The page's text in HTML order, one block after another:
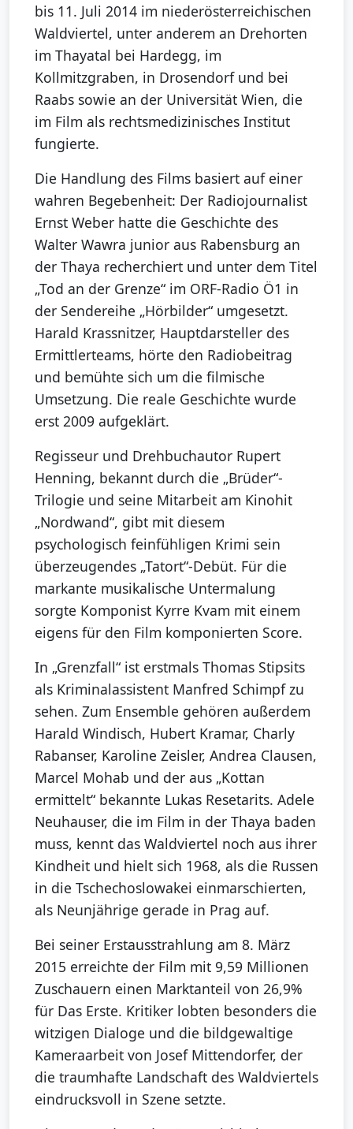
bis 11. Juli 2014 im niederösterreichischen
Waldviertel, unter anderem an Drehorten
im Thayatal bei Hardegg, im
Kollmitzgraben, in Drosendorf und bei
Raabs sowie an der Universität Wien, die
im Film als rechtsmedizinisches Institut
fungierte.
Die Handlung des Films basiert auf einer
wahren Begebenheit: Der Radiojournalist
Ernst Weber hatte die Geschichte des
Walter Wawra junior aus Rabensburg an
der Thaya recherchiert und unter dem Titel
„Tod an der Grenze“ im ORF-Radio Ö1 in
der Sendereihe „Hörbilder“ umgesetzt.
Harald Krassnitzer, Hauptdarsteller des
Ermittlerteams, hörte den Radiobeitrag
und bemühte sich um die filmische
Umsetzung. Die reale Geschichte wurde
erst 2009 aufgeklärt.
Regisseur und Drehbuchautor Rupert
Henning, bekannt durch die „Brüder“-
Trilogie und seine Mitarbeit am Kinohit
„Nordwand“, gibt mit diesem
psychologisch feinfühligen Krimi sein
überzeugendes „Tatort“-Debüt. Für die
markante musikalische Untermalung
sorgte Komponist Kyrre Kvam mit einem
eigens für den Film komponierten Score.
In „Grenzfall“ ist erstmals Thomas Stipsits
als Kriminalassistent Manfred Schimpf zu
sehen. Zum Ensemble gehören außerdem
Harald Windisch, Hubert Kramar, Charly
Rabanser, Karoline Zeisler, Andrea Clausen,
Marcel Mohab und der aus „Kottan
ermittelt“ bekannte Lukas Resetarits. Adele
Neuhauser, die im Film in der Thaya baden
muss, kennt das Waldviertel noch aus ihrer
Kindheit und hielt sich 1968, als die Russen
in die Tschechoslowakei einmarschierten,
als Neunjährige gerade in Prag auf.
Bei seiner Erstausstrahlung am 8. März
2015 erreichte der Film mit 9,59 Millionen
Zuschauern einen Marktanteil von 26,9%
für Das Erste. Kritiker lobten besonders die
witzigen Dialoge und die bildgewaltige
Kameraarbeit von Josef Mittendorfer, der
die traumhafte Landschaft des Waldviertels
eindrucksvoll in Szene setzte.